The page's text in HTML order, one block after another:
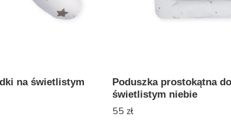
na świetlistym
Poduszka prostokątna
świetlistym niebie
55 zł